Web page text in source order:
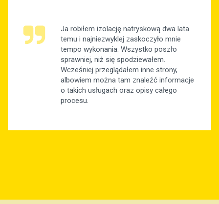
Ja robiłem izolację natryskową dwa lata
temu i najniezwyklej zaskoczyło mnie
tempo wykonania. Wszystko poszło
sprawniej, niż się spodziewałem.
Wcześniej przeglądałem inne strony,
albowiem można tam znaleźć informacje
o takich usługach oraz opisy całego
procesu.